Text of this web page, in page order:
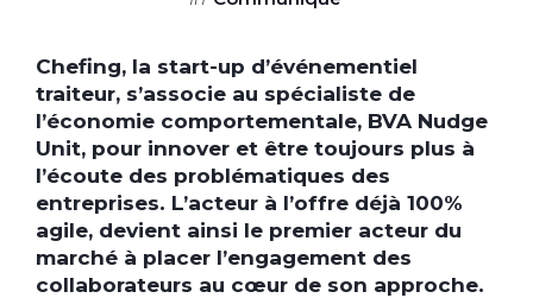
Chefing, la start-up d’événementiel
traiteur, s’associe au spécialiste de
l’économie comportementale, BVA Nudge
Unit, pour innover et être toujours plus à
l’écoute des problématiques des
entreprises. L’acteur à l’offre déjà 100%
agile, devient ainsi le premier acteur du
marché à placer l’engagement des
collaborateurs au cœur de son approche.